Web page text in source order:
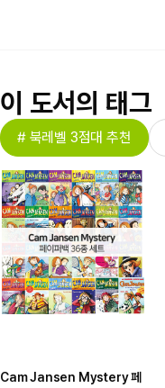
이 도서의 태그
# 북레벨 3점대 추천
Cam Jansen Mystery 페